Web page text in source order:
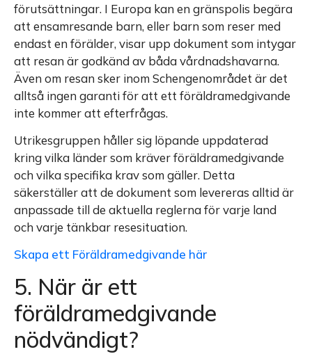
förutsättningar. I Europa kan en gränspolis begära
att ensamresande barn, eller barn som reser med
endast en förälder, visar upp dokument som intygar
att resan är godkänd av båda vårdnadshavarna.
Även om resan sker inom Schengenområdet är det
alltså ingen garanti för att ett föräldramedgivande
inte kommer att efterfrågas.
Utrikesgruppen håller sig löpande uppdaterad
kring vilka länder som kräver föräldramedgivande
och vilka specifika krav som gäller. Detta
säkerställer att de dokument som levereras alltid är
anpassade till de aktuella reglerna för varje land
och varje tänkbar resesituation.
Skapa ett Föräldramedgivande här
5. När är ett
föräldramedgivande
nödvändigt?